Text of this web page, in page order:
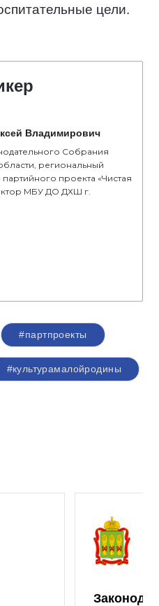
цели.
Владимирович
Собрания
региональный
проекта «Чистая
МБУ ДО ДХШ г.
#партпроекты
#культурамалойродины